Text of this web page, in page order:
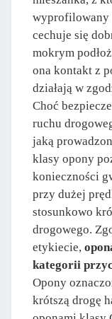
wyprofilowany
cechuje się
mokrym
ona kontakt z
działają w
Choć
ruchu
jaką
klasy opony
konieczności
przy dużej
stosunkowo
drogowego.
etykiecie,
kategorii
Opony
krótszą drogę